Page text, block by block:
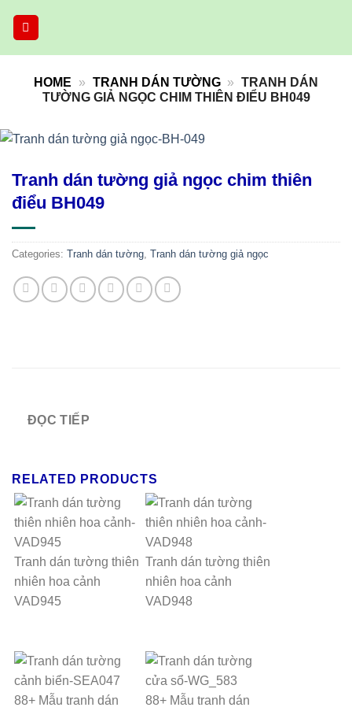
HOME » TRANH DÁN TƯỜNG » TRANH DÁN
TƯỜNG GIẢ NGỌC CHIM THIÊN ĐIỂU BH049
Tranh dán tường giả ngọc chim thiên
điểu BH049
Categories: Tranh dán tường, Tranh dán tường giả ngọc
ĐỌC TIẾP
RELATED PRODUCTS
Tranh dán tường thiên
nhiên hoa cảnh
VAD945
Tranh dán tường thiên
nhiên hoa cảnh
VAD948
88+ Mẫu tranh dán
88+ Mẫu tranh dán